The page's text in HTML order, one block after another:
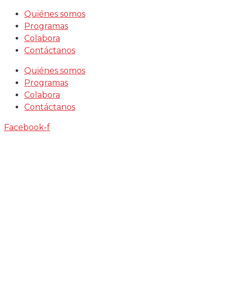
Saltar
contenido
Quiénes somos
Programas
Colabora
Contáctanos
Quiénes somos
Programas
Colabora
Contáctanos
Facebook-f